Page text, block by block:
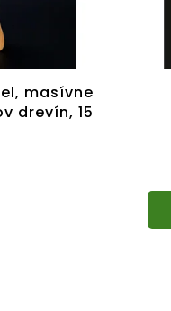
masívne
drevín, 15